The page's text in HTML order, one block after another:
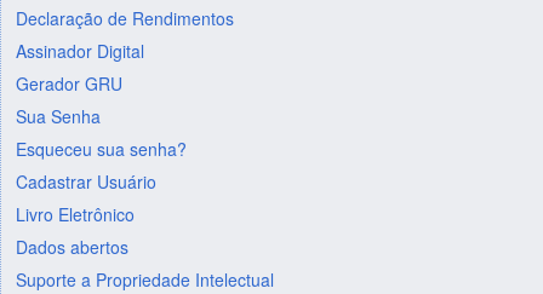
Declaração de Rendimentos
Assinador Digital
Gerador GRU
Sua Senha
Esqueceu sua senha?
Cadastrar Usuário
Livro Eletrônico
Dados abertos
Suporte a Propriedade Intelectual